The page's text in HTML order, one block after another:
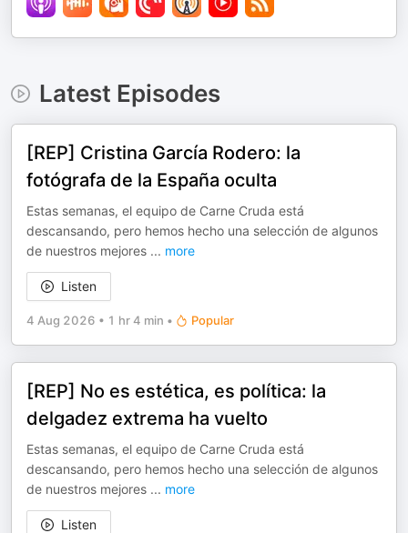
Latest Episodes
[REP] Cristina García Rodero: la
fotógrafa de la España oculta
Estas semanas, el equipo de Carne Cruda está
descansando, pero hemos hecho una selección de algunos
de nuestros mejores ... more
Listen
4 Aug 2026 • 1 hr 4 min • Popular
[REP] No es estética, es política: la
delgadez extrema ha vuelto
Estas semanas, el equipo de Carne Cruda está
descansando, pero hemos hecho una selección de algunos
de nuestros mejores ... more
Listen